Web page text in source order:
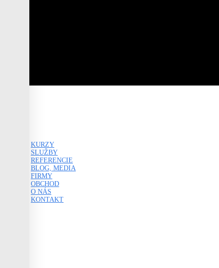
KURZY
SLUŽBY
REFERENCIE
BLOG, MEDIA
FIRMY
OBCHOD
O NÁS
KONTAKT